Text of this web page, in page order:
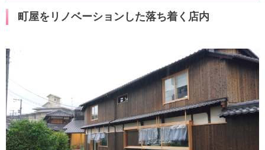
町屋をリノベーションした落ち着く店内